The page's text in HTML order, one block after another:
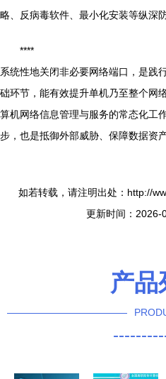
略、反病毒软件、最小化安装等纵深
****
系统性地关闭非必要网络端口，是践
础环节，能有效提升单机乃至整个网
算机网络信息管理与服务的常态化工
步，也是抵御外部威胁、保障数据资
如若转载，请注明出处：http://
更新时间：2026-
产品